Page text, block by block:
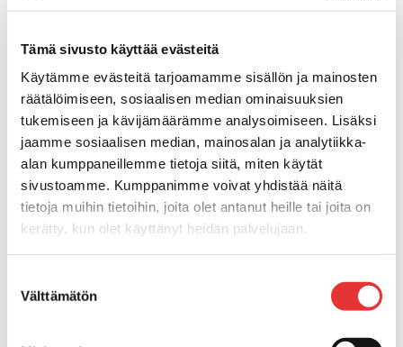
Tämä sivusto käyttää evästeitä
Käytämme evästeitä tarjoamamme sisällön ja mainosten
räätälöimiseen, sosiaalisen median ominaisuuksien
tukemiseen ja kävijämäärämme analysoimiseen. Lisäksi
jaamme sosiaalisen median, mainosalan ja analytiikka-
alan kumppaneillemme tietoja siitä, miten käytät
sivustoamme. Kumppanimme voivat yhdistää näitä
tietoja muihin tietoihin, joita olet antanut heille tai joita on
kerätty, kun olet käyttänyt heidän palvelujaan.
valinta
Välttämätön
Kasettitikkaat
Kiinnikkeet ja tukijalat
Kävelysillat
Muut kiinnityshelat
Koukkupidike
Pidike "clips", muovia
Lepuuttajan kiinnike
Tuulilasin kiinnike
Reuna-, köli-, törmäyslistat ja kansikate